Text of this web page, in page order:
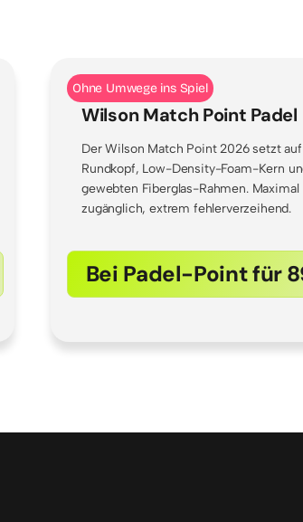
Ohne Umwege ins Spiel
Wilson Match Point Padel
Der Wilson Match Point 2026 setzt
Rundkopf, Low-Density-Foam-Kern
gewebten Fiberglas-Rahmen. Maximal
zugänglich, extrem fehlerverzeihend.
Bei Padel-Point für